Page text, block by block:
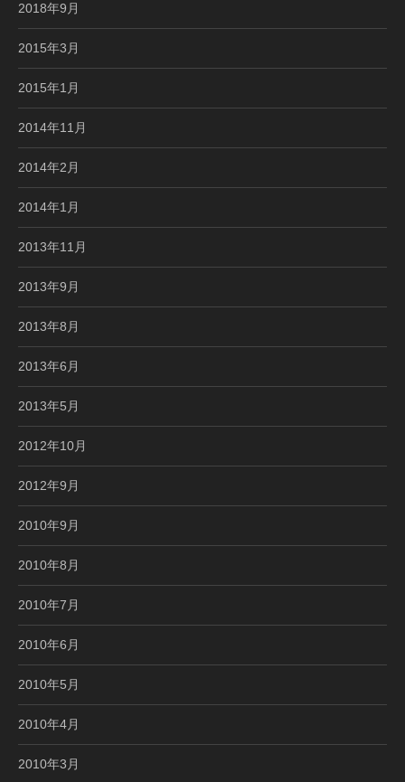
2018年9月
2015年3月
2015年1月
2014年11月
2014年2月
2014年1月
2013年11月
2013年9月
2013年8月
2013年6月
2013年5月
2012年10月
2012年9月
2010年9月
2010年8月
2010年7月
2010年6月
2010年5月
2010年4月
2010年3月